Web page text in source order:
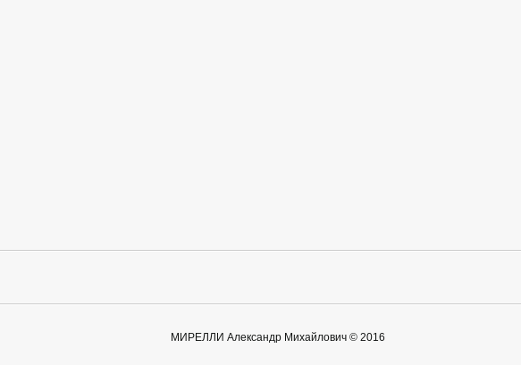
МИРЕЛЛИ Александр Михайлович © 2016